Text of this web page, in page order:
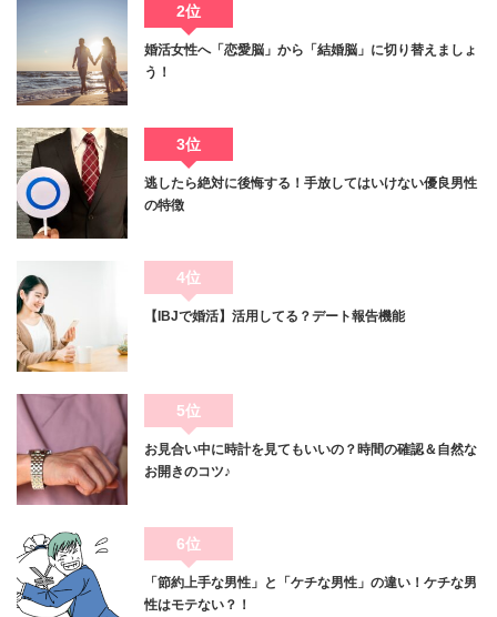
2位
婚活女性へ「恋愛脳」から「結婚脳」に切り替えましょ
う！
3位
逃したら絶対に後悔する！手放してはいけない優良男性
の特徴
4位
【IBJで婚活】活用してる？デート報告機能
5位
お見合い中に時計を見てもいいの？時間の確認＆自然な
お開きのコツ♪
6位
「節約上手な男性」と「ケチな男性」の違い！ケチな男
性はモテない？！